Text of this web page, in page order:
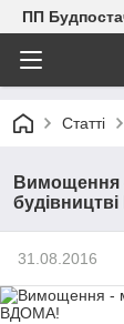
ПП
Статті
Вимощення
31.08.2016